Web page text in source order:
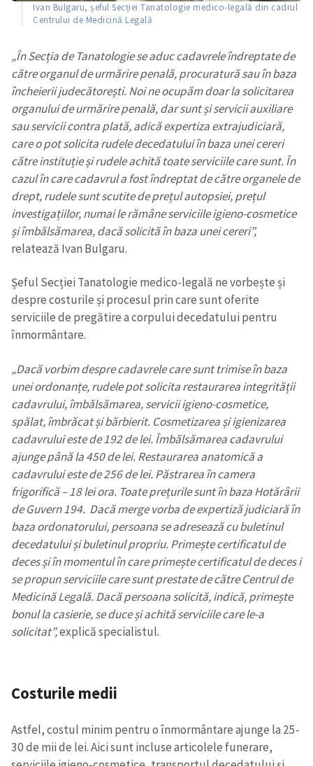
Ivan Bulgaru, șeful Secției Tanatologie medico-legală din cadrul
Centrului de Medicină Legală
„În Secția de Tanatologie se aduc cadavrele îndreptate de
către organul de urmărire penală, procuratură sau în baza
încheierii judecătorești. Noi ne ocupăm doar la solicitarea
organului de urmărire penală, dar sunt și servicii auxiliare
sau servicii contra plată, adică expertiza extrajudiciară,
care o pot solicita rudele decedatului în baza unei cereri
către instituție și rudele achită toate serviciile care sunt. În
cazul în care cadavrul a fost îndreptat de către organele de
drept, rudele sunt scutite de prețul autopsiei, prețul
investigațiilor, numai le rămâne serviciile igieno-cosmetice
și îmbălsămarea, dacă solicită în baza unei cereri”,
relatează Ivan Bulgaru.
Șeful Secției Tanatologie medico-legală ne vorbește și
despre costurile și procesul prin care sunt oferite
serviciile de pregătire a corpului decedatului pentru
înmormântare.
„Dacă vorbim despre cadavrele care sunt trimise în baza
unei ordonanțe, rudele pot solicita restaurarea integrității
cadavrului, îmbălsămarea, servicii igieno-cosmetice,
spălat, îmbrăcat și bărbierit. Cosmetizarea și igienizarea
cadavrului este de 192 de lei. Îmbălsămarea cadavrului
ajunge până la 450 de lei. Restaurarea anatomică a
cadavrului este de 256 de lei. Păstrarea în camera
frigorifică – 18 lei ora. Toate prețurile sunt în baza Hotărârii
de Guvern 194. Dacă merge vorba de expertiză judiciară în
baza ordonatorului, persoana se adresează cu buletinul
decedatului și buletinul propriu. Primește certificatul de
deces și în momentul în care primește certificatul de deces i
se propun serviciile care sunt prestate de către Centrul de
Medicină Legală. Dacă persoana solicită, indică, primește
bonul la casierie, se duce și achită serviciile care le-a
solicitat”,explică specialistul.
Costurile medii
Astfel, costul minim pentru o înmormântare ajunge la 25-
30 de mii de lei. Aici sunt incluse articolele funerare,